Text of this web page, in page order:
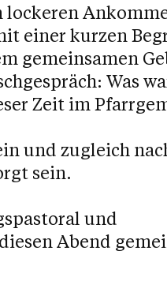
lockeren
einer kurzen
gemeinsamen
Was
Zeit im
und zugleich
sein.
und
Abend